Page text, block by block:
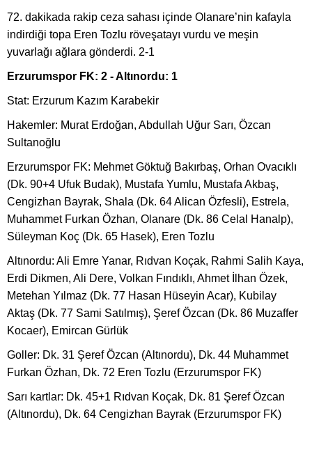
72. dakikada rakip ceza sahası içinde Olanare’nin kafayla
indirdiği topa Eren Tozlu röveşatayı vurdu ve meşin
yuvarlağı ağlara gönderdi. 2-1
Erzurumspor FK: 2 - Altınordu: 1
Stat: Erzurum Kazım Karabekir
Hakemler: Murat Erdoğan, Abdullah Uğur Sarı, Özcan
Sultanoğlu
Erzurumspor FK: Mehmet Göktuğ Bakırbaş, Orhan Ovacıklı
(Dk. 90+4 Ufuk Budak), Mustafa Yumlu, Mustafa Akbaş,
Cengizhan Bayrak, Shala (Dk. 64 Alican Özfesli), Estrela,
Muhammet Furkan Özhan, Olanare (Dk. 86 Celal Hanalp),
Süleyman Koç (Dk. 65 Hasek), Eren Tozlu
Altınordu: Ali Emre Yanar, Rıdvan Koçak, Rahmi Salih Kaya,
Erdi Dikmen, Ali Dere, Volkan Fındıklı, Ahmet İlhan Özek,
Metehan Yılmaz (Dk. 77 Hasan Hüseyin Acar), Kubilay
Aktaş (Dk. 77 Sami Satılmış), Şeref Özcan (Dk. 86 Muzaffer
Kocaer), Emircan Gürlük
Goller: Dk. 31 Şeref Özcan (Altınordu), Dk. 44 Muhammet
Furkan Özhan, Dk. 72 Eren Tozlu (Erzurumspor FK)
Sarı kartlar: Dk. 45+1 Rıdvan Koçak, Dk. 81 Şeref Özcan
(Altınordu), Dk. 64 Cengizhan Bayrak (Erzurumspor FK)